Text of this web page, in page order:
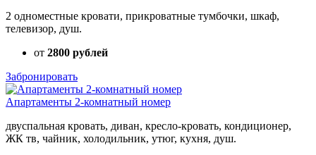
2 одноместные кровати, прикроватные тумбочки, шкаф,
телевизор, душ.
от 2800 рублей
Забронировать
Апартаменты 2-комнатный номер
двуспальная кровать, диван, кресло-кровать, кондиционер,
ЖК тв, чайник, холодильник, утюг, кухня, душ.